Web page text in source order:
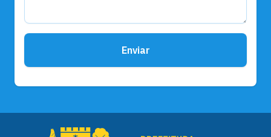
Enviar